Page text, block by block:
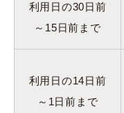
利用日の30日前
～15日前まで
利用日の14日前
～1日前まで